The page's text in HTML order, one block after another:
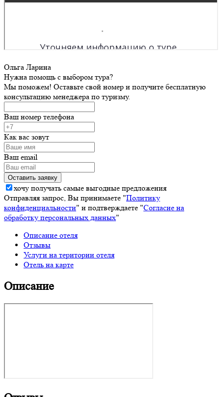
Ольга Ларина
Нужна помощь с выбором тура?
Мы поможем! Оставьте свой номер и получите бесплатную
консультацию менеджера по туризму.
Ваш номер телефона
Как вас зовут
Ваш email
хочу получать самые выгодные предложения
Отправляя запрос, Вы принимаете "Политику
конфиденциальности" и подтверждаете "Согласие на
обработку персональных данных"
Описание отеля
Отзывы
Услуги на територии отеля
Отель на карте
Описание